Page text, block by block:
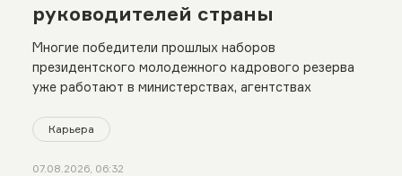
руководителей страны
Многие победители прошлых наборов
президентского молодежного кадрового резерва
уже работают в министерствах, агентствах
Карьера
07.08.2026, 06:32